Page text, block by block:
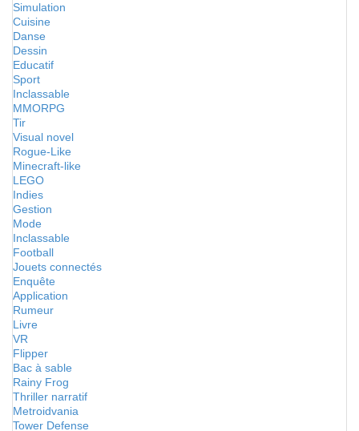
Simulation
Cuisine
Danse
Dessin
Educatif
Sport
Inclassable
MMORPG
Tir
Visual novel
Rogue-Like
Minecraft-like
LEGO
Indies
Gestion
Mode
Inclassable
Football
Jouets connectés
Enquête
Application
Rumeur
Livre
VR
Flipper
Bac à sable
Rainy Frog
Thriller narratif
Metroidvania
Tower Defense